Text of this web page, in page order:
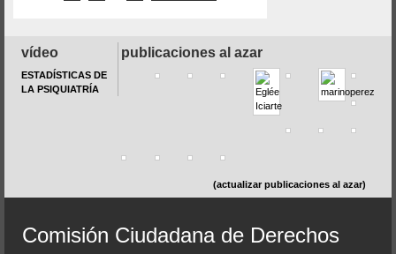
publicaciones al azar
(actualizar publicaciones al azar)
vídeo
ESTADÍSTICAS DE
LA PSIQUIATRÍA
Comisión Ciudadana de Derechos